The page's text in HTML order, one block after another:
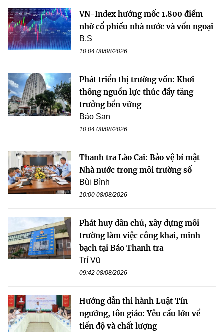
VN-Index hướng mốc 1.800 điểm
nhờ cổ phiếu nhà nước và vốn ngoại
B.S
10:04 08/08/2026
Phát triển thị trường vốn: Khơi
thông nguồn lực thúc đẩy tăng
trưởng bền vững
Bảo San
10:04 08/08/2026
Thanh tra Lào Cai: Bảo vệ bí mật
Nhà nước trong môi trường số
Bùi Bình
10:00 08/08/2026
Phát huy dân chủ, xây dựng môi
trường làm việc công khai, minh
bạch tại Báo Thanh tra
Trí Vũ
09:42 08/08/2026
Hướng dẫn thi hành Luật Tín
ngưỡng, tôn giáo: Yêu cầu lớn về
tiến độ và chất lượng